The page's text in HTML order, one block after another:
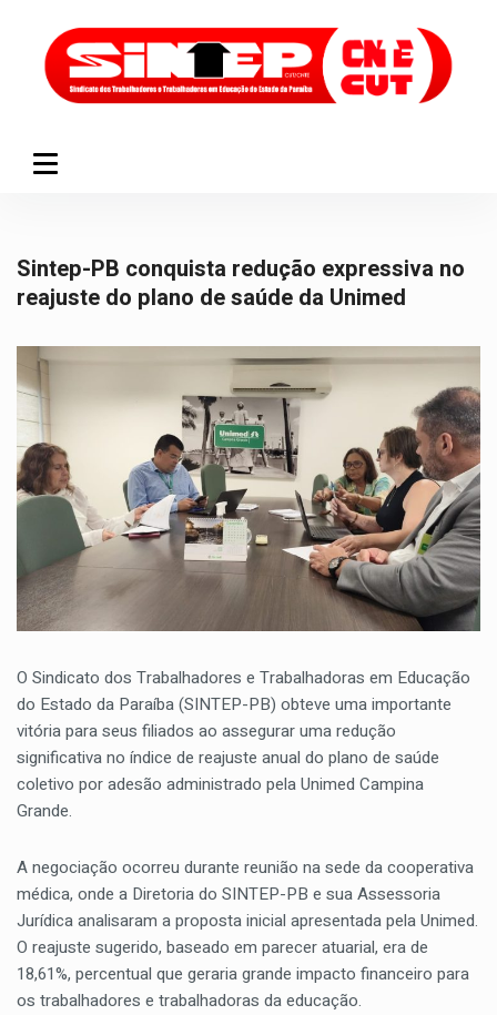
Sintep-PB conquista redução expressiva no
reajuste do plano de saúde da Unimed
O Sindicato dos Trabalhadores e Trabalhadoras em Educação
do Estado da Paraíba (SINTEP-PB) obteve uma importante
vitória para seus filiados ao assegurar uma redução
significativa no índice de reajuste anual do plano de saúde
coletivo por adesão administrado pela Unimed Campina
Grande.
A negociação ocorreu durante reunião na sede da cooperativa
médica, onde a Diretoria do SINTEP-PB e sua Assessoria
Jurídica analisaram a proposta inicial apresentada pela Unimed.
O reajuste sugerido, baseado em parecer atuarial, era de
18,61%, percentual que geraria grande impacto financeiro para
os trabalhadores e trabalhadoras da educação.